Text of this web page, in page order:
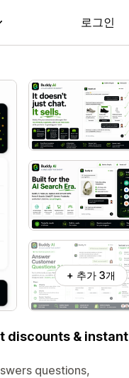
로그인
+ 추가 3개
discounts & instant
questions,